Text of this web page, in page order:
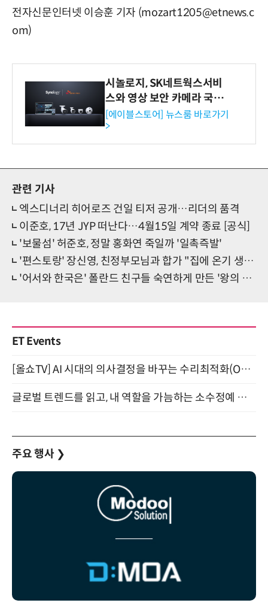
전자신문인터넷 이승훈 기자 (mozart1205@etnews.c
om)
시놀로지, SK네트웍스서비
스와 영상 보안 카메라 국내
독점 판매 파트너십 체결
[에이블스토어] 뉴스룸 바로가기
>
관련 기사
엑스디너리 히어로즈 건일 티저 공개…리더의 품격
이준호, 17년 JYP 떠난다…4월15일 계약 종료 [공식]
'보물섬' 허준호, 정말 홍화연 죽일까 '일촉즉발'
'편스토랑' 장신영, 친정부모님과 합가 "집에 온기 생겨"
'어서와 한국은' 폴란드 친구들 숙연하게 만든 '왕의 서고'
ET Events
[올쇼TV] AI 시대의 의사결정을 바꾸는 수리최적화(Optimization) 소개 (8/20 생방송)
글로벌 트렌드를 읽고, 내 역할을 가늠하는 소수정예 실습 워크숍 (8/28)
주요 행사 ❯